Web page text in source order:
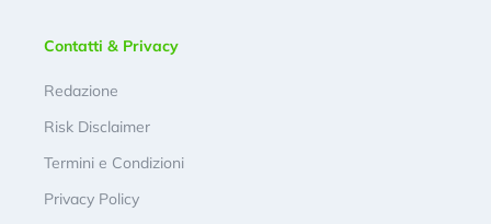
Contatti & Privacy
Redazione
Risk Disclaimer
Termini e Condizioni
Privacy Policy